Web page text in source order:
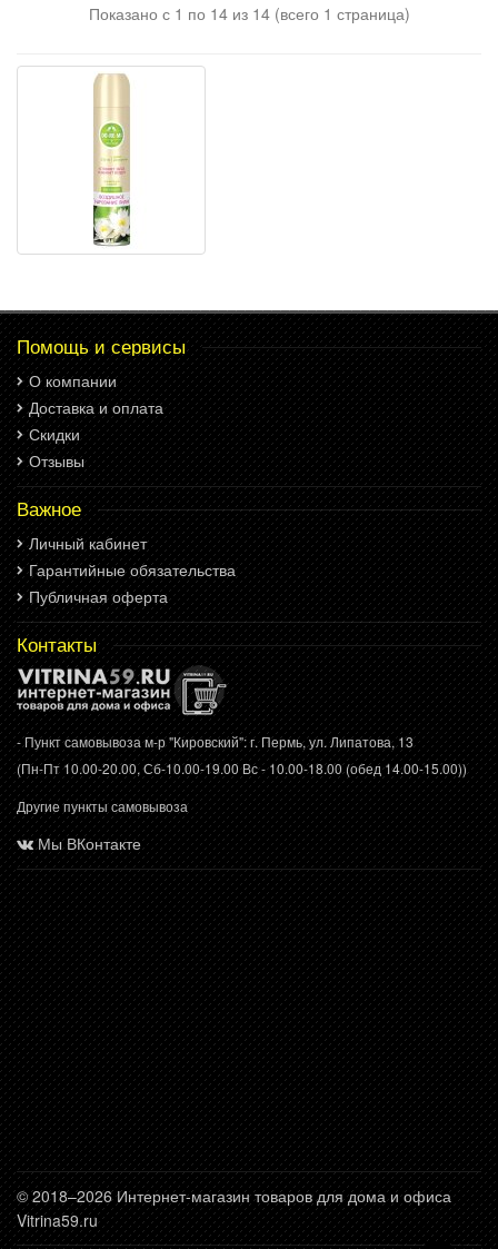
Показано с 1 по 14 из 14 (всего 1 страница)
Помощь и сервисы
О компании
Доставка и оплата
Скидки
Отзывы
Важное
Личный кабинет
Гарантийные обязательства
Публичная оферта
Контакты
- Пункт самовывоза м-р "Кировский": г. Пермь, ул. Липатова, 13
(Пн-Пт 10.00-20.00, Сб-10.00-19.00 Вс - 10.00-18.00 (обед 14.00-15.00))
Другие пункты самовывоза
Мы ВКонтакте
© 2018–2026 Интернет-магазин товаров для дома и офиса
Vitrina59.ru